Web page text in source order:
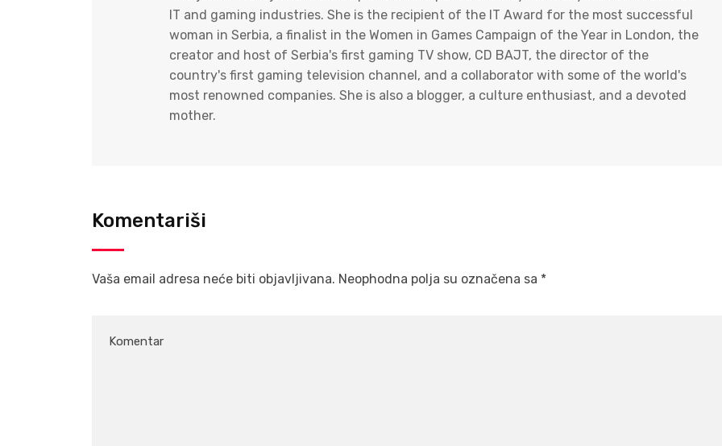
IT and gaming industries. She is the recipient of the IT Award for the most successful
woman in Serbia, a finalist in the Women in Games Campaign of the Year in London, the
creator and host of Serbia's first gaming TV show, CD BAJT, the director of the
country's first gaming television channel, and a collaborator with some of the world's
most renowned companies. She is also a blogger, a culture enthusiast, and a devoted
mother.
Komentariši
Vaša email adresa neće biti objavljivana. Neophodna polja su označena sa *